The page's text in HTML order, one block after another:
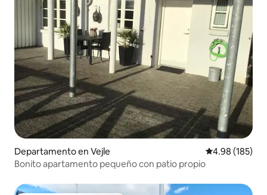
Departamento en Vejle Calificación
4.98 (185)
Bonito apartamento pequeño con patio propio